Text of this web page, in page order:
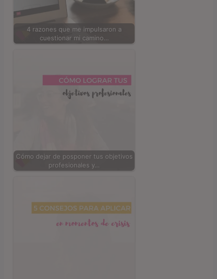
4 razones que me impulsaron a
cuestionar mi camino…
Cómo dejar de posponer tus objetivos
profesionales y…